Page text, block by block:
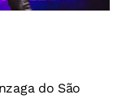
do São